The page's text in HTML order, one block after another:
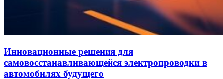
Инновационные решения для
самовосстанавливающейся электропроводки в
автомобилях будущего